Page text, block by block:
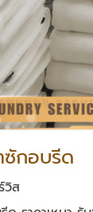
ซักอบรีด
วิส